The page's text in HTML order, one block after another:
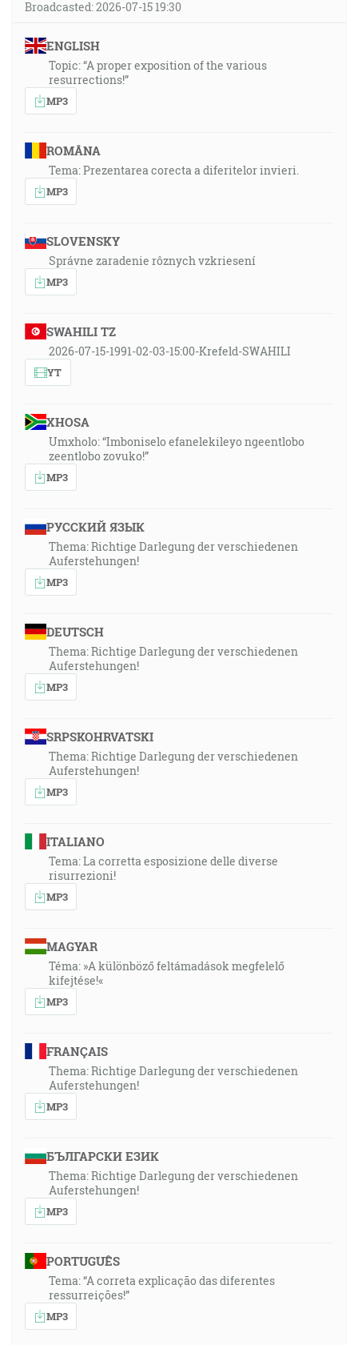
Broadcasted: 2026-07-15 19:30
ENGLISH
Topic: “A proper exposition of the various
resurrections!”
MP3
ROMÂNA
Tema: Prezentarea corecta a diferitelor invieri.
MP3
SLOVENSKY
Správne zaradenie rôznych vzkriesení
MP3
SWAHILI TZ
2026-07-15-1991-02-03-15:00-Krefeld-SWAHILI
YT
XHOSA
Umxholo: “Imboniselo efanelekileyo ngeentlobo
zeentlobo zovuko!”
MP3
РУССКИЙ ЯЗЫК
Thema: Richtige Darlegung der verschiedenen
Auferstehungen!
MP3
DEUTSCH
Thema: Richtige Darlegung der verschiedenen
Auferstehungen!
MP3
SRPSKOHRVATSKI
Thema: Richtige Darlegung der verschiedenen
Auferstehungen!
MP3
ITALIANO
Tema: La corretta esposizione delle diverse
risurrezioni!
MP3
MAGYAR
Téma: »A különböző feltámadások megfelelő
kifejtése!«
MP3
FRANÇAIS
Thema: Richtige Darlegung der verschiedenen
Auferstehungen!
MP3
БЪЛГАРСКИ ЕЗИК
Thema: Richtige Darlegung der verschiedenen
Auferstehungen!
MP3
PORTUGUÊS
Tema: “A correta explicação das diferentes
ressurreições!”
MP3